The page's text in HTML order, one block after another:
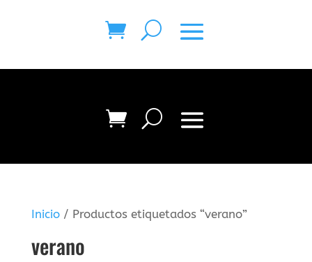
Inicio/ Productos etiquetados “verano”
verano